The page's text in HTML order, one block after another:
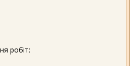
робіт: